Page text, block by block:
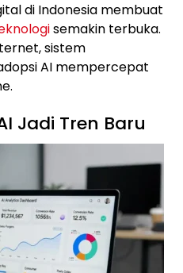
di Indonesia membuat
semakin terbuka.
sistem
AI mempercepat
Jadi Tren Baru